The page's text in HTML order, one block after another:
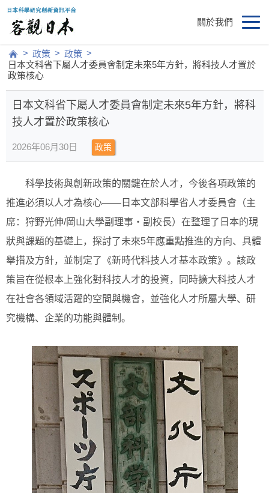
關於我們
> 政策 > 政策 >
日本文科省下屬人才委員會制定未來5年方針，將科技人才置於
政策核心
日本文科省下屬人才委員會制定未來5年方針，將科
技人才置於政策核心
2026年06月30日 政策
科學技術與創新政策的關鍵在於人才，今後各項政策的
推進必須以人才為核心——日本文部科學省人才委員會（主
席：狩野光伸/岡山大學副理事・副校長）在整理了日本的現
狀與課題的基礎上，探討了未來5年應重點推進的方向、具體
舉措及方針，並制定了《新時代科技人才基本政策》。該政
策旨在從根本上強化對科技人才的投資，同時擴大科技人才
在社會各領域活躍的空間與機會，並強化人才所屬大學、研
究機構、企業的功能與體制。